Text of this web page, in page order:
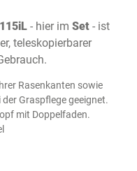
- hier im Set - ist
teleskopierbarer
Rasenkanten sowie
Graspflege geeignet.
mit Doppelfaden.